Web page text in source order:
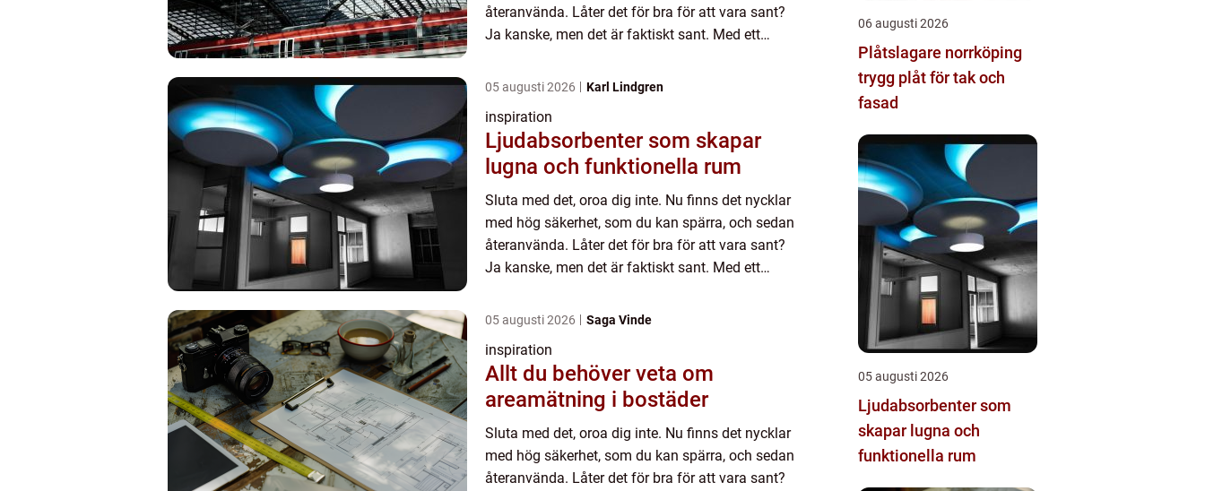
återanvända. Låter det för bra för att vara sant?
Ja kanske, men det är faktiskt sant. Med ett
05 augusti 2026 Karl Lindgren
inspiration
Ljudabsorbenter som skapar
lugna och funktionella rum
Sluta med det, oroa dig inte. Nu finns det nycklar
med hög säkerhet, som du kan spärra, och sedan
återanvända. Låter det för bra för att vara sant?
Ja kanske, men det är faktiskt sant. Med ett
05 augusti 2026 Saga Vinde
inspiration
Allt du behöver veta om
areamätning i bostäder
Sluta med det, oroa dig inte. Nu finns det nycklar
med hög säkerhet, som du kan spärra, och sedan
återanvända. Låter det för bra för att vara sant?
06 augusti 2026
Plåtslagare norrköping
trygg plåt för tak och
fasad
05 augusti 2026
Ljudabsorbenter som
skapar lugna och
funktionella rum